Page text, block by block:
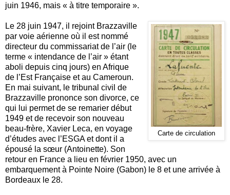
juin 1946, mais « à titre temporaire ».
Carte de circulation
Le 28 juin 1947, il rejoint Brazzaville
par voie aérienne où il est nommé
directeur du commissariat de l’air (le
terme « intendance de l’air » étant
aboli depuis cinq jours) en Afrique
de l’Est Française et au Cameroun.
En mai suivant, le tribunal civil de
Brazzaville prononce son divorce, ce
qui lui permet de se remarier début
1949 et de recevoir son nouveau
beau-frère, Xavier Leca, en voyage
d’études avec l’ESGA et dont il a
épousé la sœur (Antoinette). Son
retour en France a lieu en février 1950, avec un
embarquement à Pointe Noire (Gabon) le 8 et une arrivée à
Bordeaux le 28.